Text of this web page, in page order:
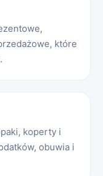
które
koperty i
obuwia i